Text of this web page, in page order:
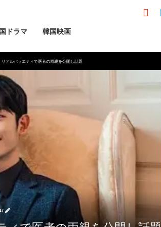
ドラマ 韓国映画
リアルバラエティで医者の両親を公開し話題
/